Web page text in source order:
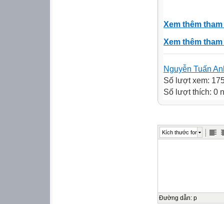
Xem thêm
Xem thêm
Nguyễn Tuấn
Số lượt xem:
Số lượt thích: 0
Kích thước font
Đường dẫn: p